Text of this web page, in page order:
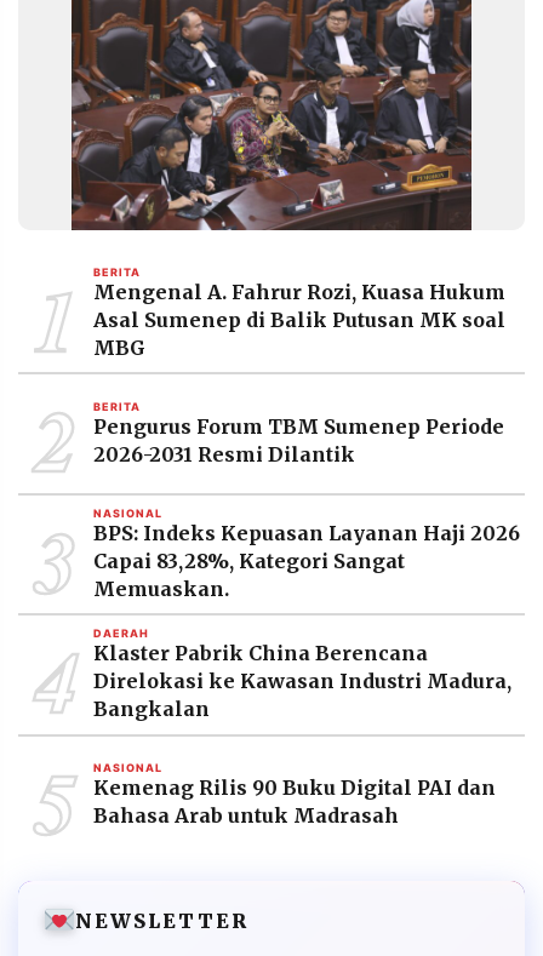
1 BERITA
Mengenal A. Fahrur Rozi, Kuasa Hukum
Asal Sumenep di Balik Putusan MK soal
MBG
2 BERITA
Pengurus Forum TBM Sumenep Periode
2026-2031 Resmi Dilantik
3 NASIONAL
BPS: Indeks Kepuasan Layanan Haji 2026
Capai 83,28%, Kategori Sangat
Memuaskan.
4 DAERAH
Klaster Pabrik China Berencana
Direlokasi ke Kawasan Industri Madura,
Bangkalan
5 NASIONAL
Kemenag Rilis 90 Buku Digital PAI dan
Bahasa Arab untuk Madrasah
NEWSLETTER